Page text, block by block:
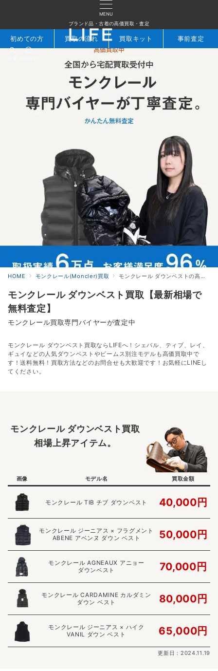
MENU
ブランド品・古着の高価買取・査定
初めての方 買取の流れ 買取キット 事前査定
HOME モンクレール(Moncler)買取 モンクレール ダウンベストの高価買取
モンクレール ダウンベスト買取【最新相場で
無料査定】
モンクレール買取専門バイヤーが査定中
モンクレール ダウンベスト買取ならLIFEへ！シェバル、ティブ、レイ、
ギュイなどの人気ダウンベストやビームス別注モデルも高価買取中で
す！送料無料！買取方法などのお問合せも大歓迎です！お気軽にLINEし
てください。
モンクレール ダウンベスト買取
相場上昇アイテム。
画像 モデル名 買取金額
モンクレール TIB チブ ダウンベスト 40,000円
モンクレール ジーニアス × フラグメント
ABENE アベンヌ ダウン ベスト
50,000円
モンクレール AGNEAUX アニョー
ダウンベスト
70,000円
モンクレール CARDAMINE カルダミン
ダウン ベスト
80,000円
モンクレール ジーニアス × ハイク
VANIL ダウン ベスト
65,000円
更新日：2024.11.19